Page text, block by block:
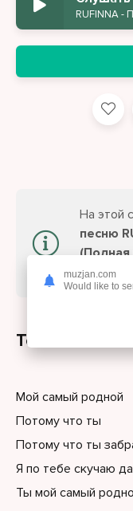
RUFINNA -
На этой
песню
(Полная
Текст песни
Мой самый родной
Потому что ты
Потому что ты
Я по тебе скучаю
Ты мой самый
muzjan.com
Would like to